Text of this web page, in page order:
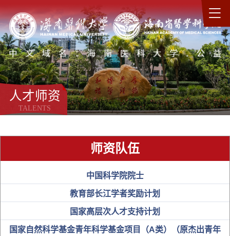
人才师资
TALENTS
师资队伍
中国科学院院士
教育部长江学者奖励计划
国家高层次人才支持计划
国家自然科学基金青年科学基金项目（A类）（原杰出青年